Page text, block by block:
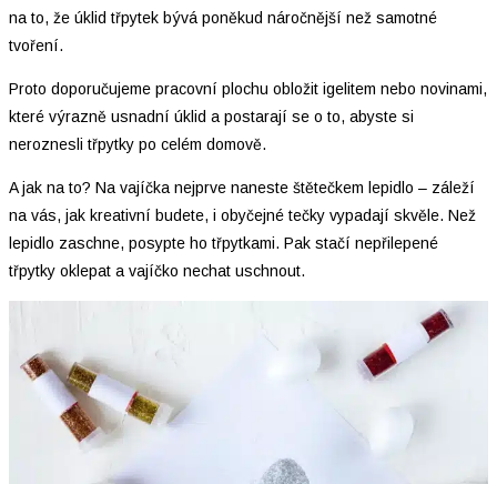
na to, že úklid třpytek bývá poněkud náročnější než samotné
tvoření.
Proto doporučujeme pracovní plochu obložit igelitem nebo novinami,
které výrazně usnadní úklid a postarají se o to, abyste si
neroznesli třpytky po celém domově.
A jak na to? Na vajíčka nejprve naneste štětečkem lepidlo – záleží
na vás, jak kreativní budete, i obyčejné tečky vypadají skvěle. Než
lepidlo zaschne, posypte ho třpytkami. Pak stačí nepřilepené
třpytky oklepat a vajíčko nechat uschnout.